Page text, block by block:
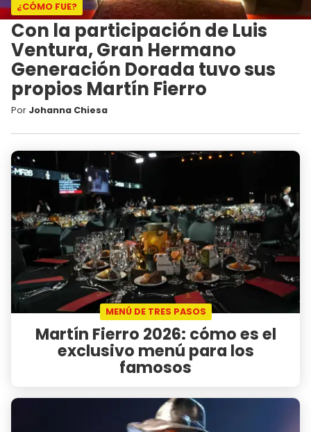
¿CÓMO FUE?
Con la participación de Luis
Ventura, Gran Hermano
Generación Dorada tuvo sus
propios Martín Fierro
Por Johanna Chiesa
MENÚ DE TRES PASOS
Martín Fierro 2026: cómo es el
exclusivo menú para los
famosos